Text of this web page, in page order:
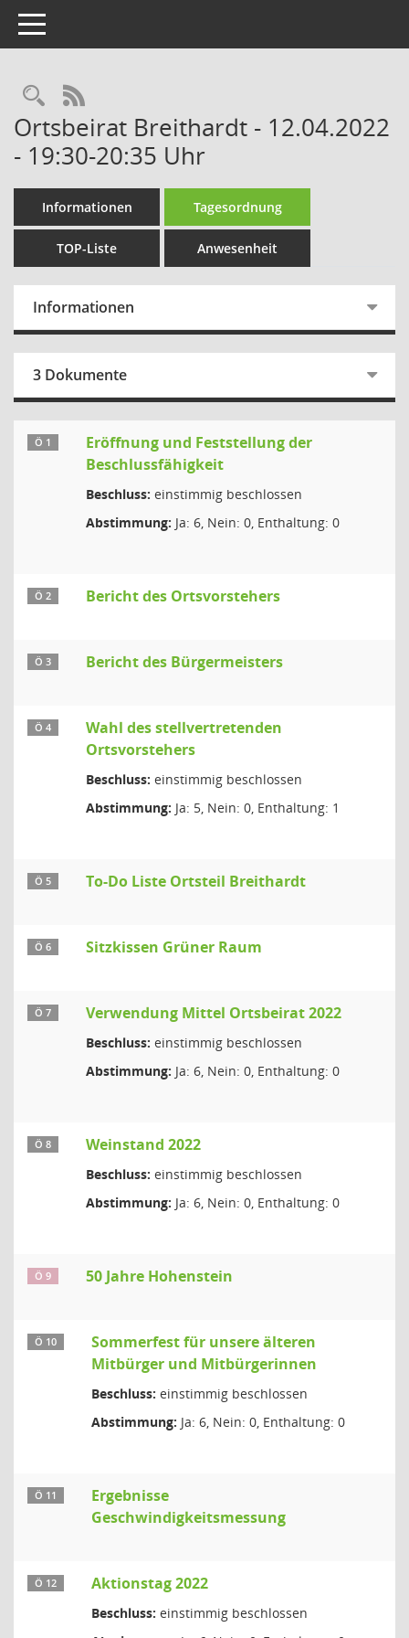
Toggle navigation
Rechercheauswahl
RSS-Feed
Ortsbeirat Breithardt - 12.04.2022
- 19:30-20:35 Uhr
Informationen Tagesordnung
TOP-Liste Anwesenheit
Informationen
3 Dokumente
Ö 1
Eröffnung und Feststellung der
Beschlussfähigkeit
Beschluss: einstimmig beschlossen
Abstimmung: Ja: 6, Nein: 0, Enthaltung: 0
Ö 2 Bericht des Ortsvorstehers
Ö 3 Bericht des Bürgermeisters
Ö 4
Wahl des stellvertretenden
Ortsvorstehers
Beschluss: einstimmig beschlossen
Abstimmung: Ja: 5, Nein: 0, Enthaltung: 1
Ö 5 To-Do Liste Ortsteil Breithardt
Ö 6 Sitzkissen Grüner Raum
Ö 7 Verwendung Mittel Ortsbeirat 2022
Beschluss: einstimmig beschlossen
Abstimmung: Ja: 6, Nein: 0, Enthaltung: 0
Ö 8 Weinstand 2022
Beschluss: einstimmig beschlossen
Abstimmung: Ja: 6, Nein: 0, Enthaltung: 0
Ö 9 50 Jahre Hohenstein
Ö 10
Sommerfest für unsere älteren
Mitbürger und Mitbürgerinnen
Beschluss: einstimmig beschlossen
Abstimmung: Ja: 6, Nein: 0, Enthaltung: 0
Ö 11
Ergebnisse
Geschwindigkeitsmessung
Ö 12 Aktionstag 2022
Beschluss: einstimmig beschlossen